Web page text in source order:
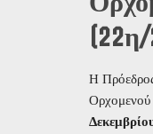
Η
Ορχομενού